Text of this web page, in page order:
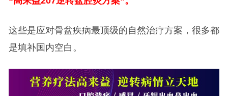
这些是应对骨盆疾病最顶级的自然治疗方案，很多都
是填补国内空白。